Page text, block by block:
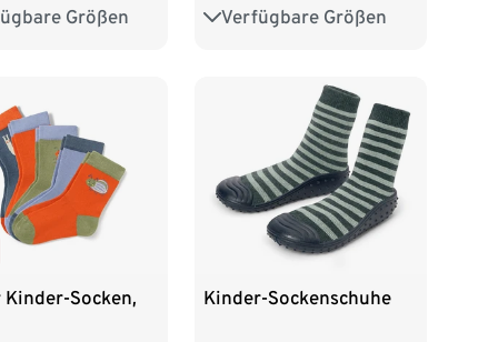
Größen
23-26 27-30 Verfügbare Größen
23-26 27-30 31-34
Kinder-Socken,
Kinder-Sockenschuhe